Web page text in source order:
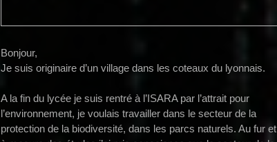
Bonjour,
Je suis originaire d’un village dans les coteaux du lyonnais.
A la fin du lycée je suis rentré à l’ISARA par l’attrait pour
l’environnement, je voulais travailler dans le secteur de la
protection de la biodiversité, dans les parcs naturels. Au fur et